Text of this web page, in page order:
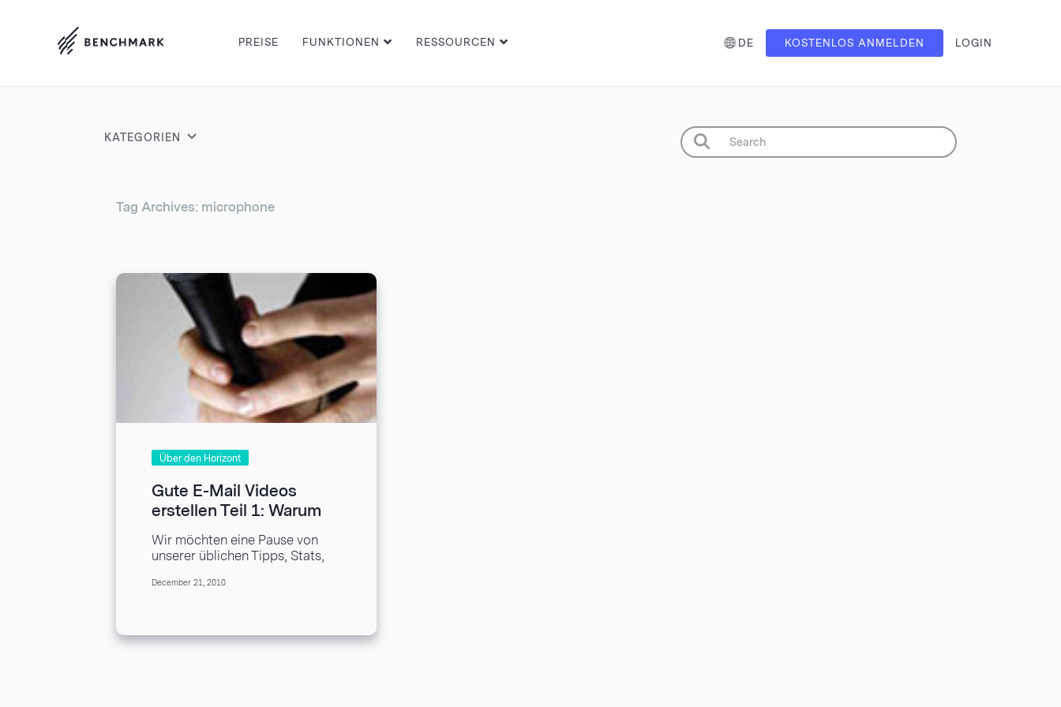
PREISE FUNKTIONEN RESSOURCEN DE KOSTENLOS ANMELDEN LOGIN
KATEGORIEN
Tag Archives: microphone
Über den Horizont
Gute E-Mail Videos
erstellen Teil 1: Warum
klingt meine Stimme
nicht professionell?
Wir möchten eine Pause von
unserer üblichen Tipps, Stats,
etwas zu sprechen, das ein
December 21, 2010